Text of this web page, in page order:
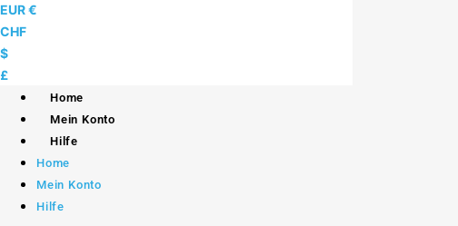
Skip
to
content
EUR €
CHF
$
£
Home
Mein Konto
Hilfe
Home
Mein Konto
Hilfe